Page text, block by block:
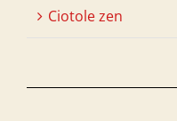
Ciotole zen